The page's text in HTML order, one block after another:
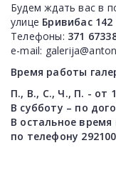
Будем ждать вас в
улице Бривибас 142
Телефоны: 371
e-mail:
Время работы
П., В., С., Ч., П. - от
В субботу – по
В остальное
по телефону